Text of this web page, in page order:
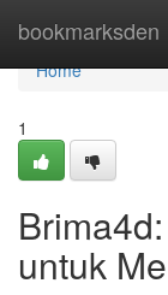
bookmarksden
Home
Home
1
untuk